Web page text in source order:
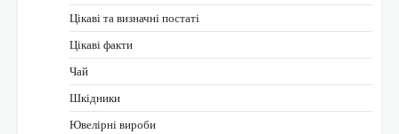
Цікаві та визначні постаті
Цікаві факти
Чай
Шкідники
Ювелірні вироби